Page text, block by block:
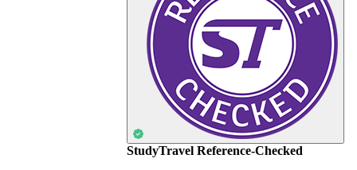
StudyTravel Reference-Checked